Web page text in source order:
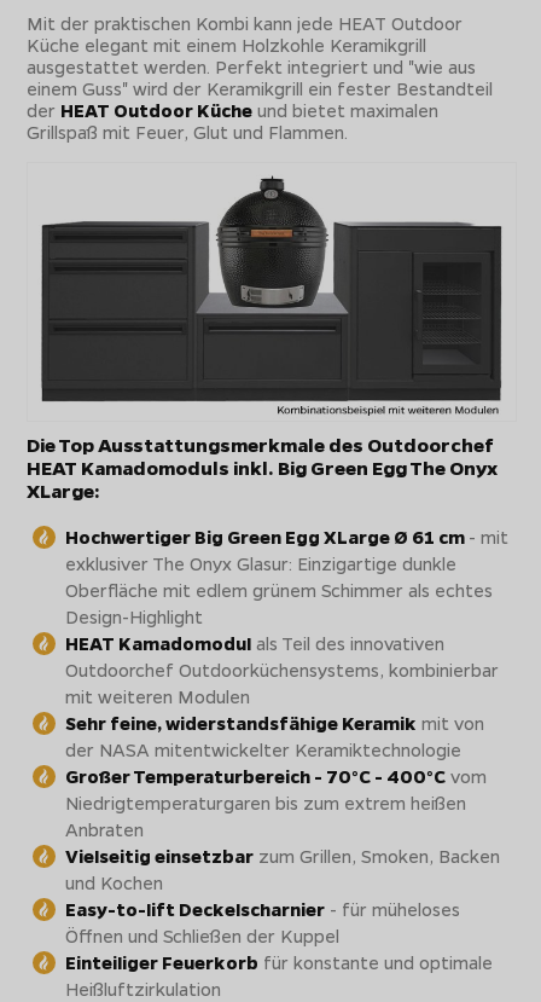
Mit der praktischen Kombi kann jede HEAT Outdoor
Küche elegant mit einem Holzkohle Keramikgrill
ausgestattet werden. Perfekt integriert und "wie aus
einem Guss" wird der Keramikgrill ein fester Bestandteil
der HEAT Outdoor Küche und bietet maximalen
Grillspaß mit Feuer, Glut und Flammen.
Die Top Ausstattungsmerkmale des Outdoorchef
HEAT Kamadomoduls inkl. Big Green Egg The Onyx
XLarge:
Hochwertiger Big Green Egg XLarge Ø 61 cm - mit
exklusiver The Onyx Glasur: Einzigartige dunkle
Oberfläche mit edlem grünem Schimmer als echtes
Design-Highlight
HEAT Kamadomodul als Teil des innovativen
Outdoorchef Outdoorküchensystems, kombinierbar
mit weiteren Modulen
Sehr feine, widerstandsfähige Keramik mit von
der NASA mitentwickelter Keramiktechnologie
Großer Temperaturbereich - 70°C - 400°C vom
Niedrigtemperaturgaren bis zum extrem heißen
Anbraten
Vielseitig einsetzbar zum Grillen, Smoken, Backen
und Kochen
Easy-to-lift Deckelscharnier - für müheloses
Öffnen und Schließen der Kuppel
Einteiliger Feuerkorb für konstante und optimale
Heißluftzirkulation